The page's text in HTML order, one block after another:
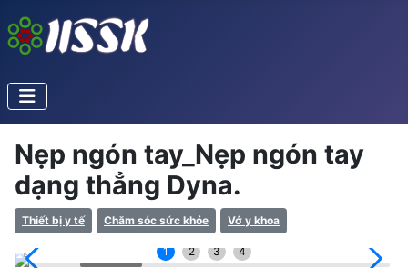
Nẹp ngón tay_Nẹp ngón tay
dạng thẳng Dyna.
Thiết bị y tế Chăm sóc sức khỏe Vớ y khoa
1 2 3 4